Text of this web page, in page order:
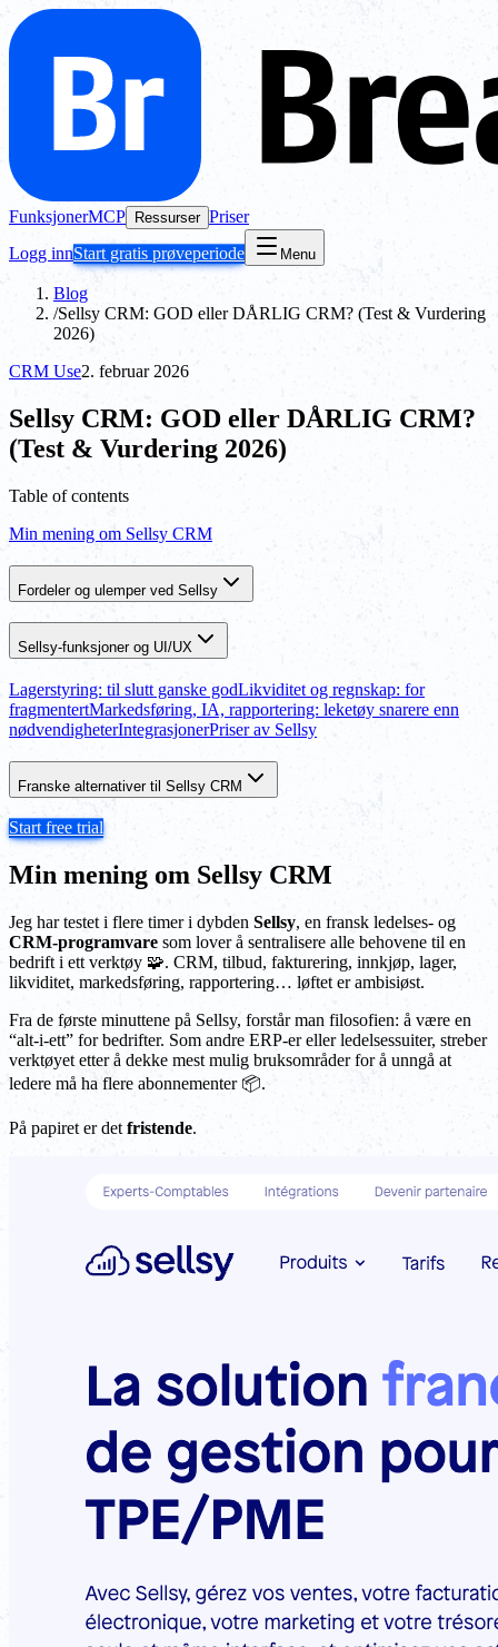
FunksjonerMCP Ressurser Priser
Logg innStart gratis prøveperiode Menu
Blog
/Sellsy CRM: GOD eller DÅRLIG CRM? (Test & Vurdering
2026)
CRM Use2. februar 2026
Sellsy CRM: GOD eller DÅRLIG CRM?
(Test & Vurdering 2026)
Table of contents
Min mening om Sellsy CRM
Fordeler og ulemper ved Sellsy
Sellsy-funksjoner og UI/UX
Lagerstyring: til slutt ganske godLikviditet og regnskap: for
fragmentertMarkedsføring, IA, rapportering: leketøy snarere enn
nødvendigheterIntegrasjonerPriser av Sellsy
Franske alternativer til Sellsy CRM
Start free trial
Min mening om Sellsy CRM
Jeg har testet i flere timer i dybden Sellsy, en fransk ledelses- og
CRM-programvare som lover å sentralisere alle behovene til en
bedrift i ett verktøy 🧩. CRM, tilbud, fakturering, innkjøp, lager,
likviditet, markedsføring, rapportering… løftet er ambisiøst.
Fra de første minuttene på Sellsy, forstår man filosofien: å være en
“alt-i-ett” for bedrifter. Som andre ERP-er eller ledelsessuiter, streber
verktøyet etter å dekke mest mulig bruksområder for å unngå at
ledere må ha flere abonnementer 📦.
På papiret er det fristende.